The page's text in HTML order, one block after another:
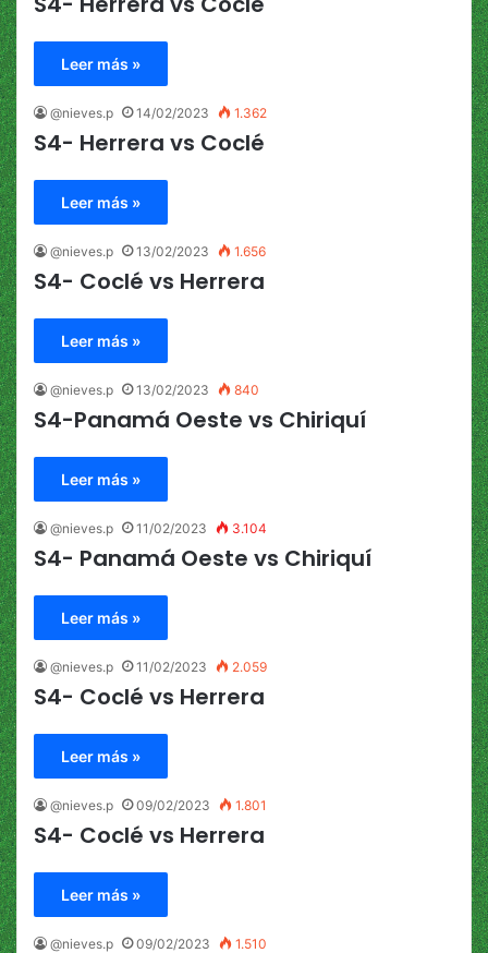
Leer más »
@nieves.p 14/02/2023 1.362
S4- Herrera vs Coclé
Leer más »
@nieves.p 13/02/2023 1.656
S4- Coclé vs Herrera
Leer más »
@nieves.p 13/02/2023 840
S4-Panamá Oeste vs Chiriquí
Leer más »
@nieves.p 11/02/2023 3.104
S4- Panamá Oeste vs Chiriquí
Leer más »
@nieves.p 11/02/2023 2.059
S4- Coclé vs Herrera
Leer más »
@nieves.p 09/02/2023 1.801
S4- Coclé vs Herrera
Leer más »
@nieves.p 09/02/2023 1.510